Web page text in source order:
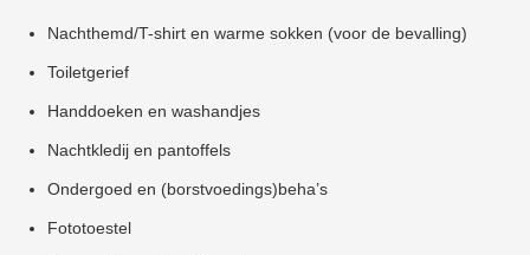
Nachthemd/T-shirt en warme sokken (voor de bevalling)
Toiletgerief
Handdoeken en washandjes
Nachtkledij en pantoffels
Ondergoed en (borstvoedings)beha’s
Fototoestel